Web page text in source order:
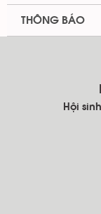
THÔNG BÁO
Hội